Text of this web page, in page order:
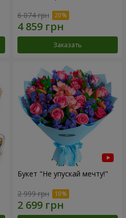
6 074 грн
Заказать
Букет "Не упускай мечту!"
2 999 грн